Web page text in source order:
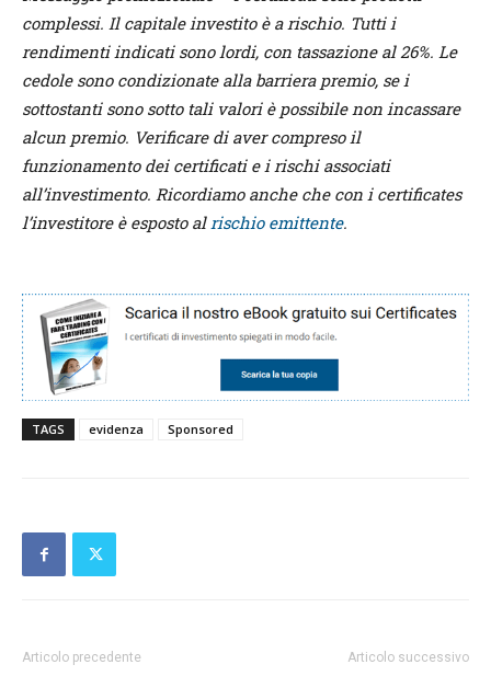
complessi. Il capitale investito è a rischio. Tutti i
rendimenti indicati sono lordi, con tassazione al 26%. Le
cedole sono condizionate alla barriera premio, se i
sottostanti sono sotto tali valori è possibile non incassare
alcun premio. Verificare di aver compreso il
funzionamento dei certificati e i rischi associati
all’investimento. Ricordiamo anche che con i certificates
l’investitore è esposto al rischio emittente.
TAGS evidenza Sponsored
Articolo precedente Articolo successivo